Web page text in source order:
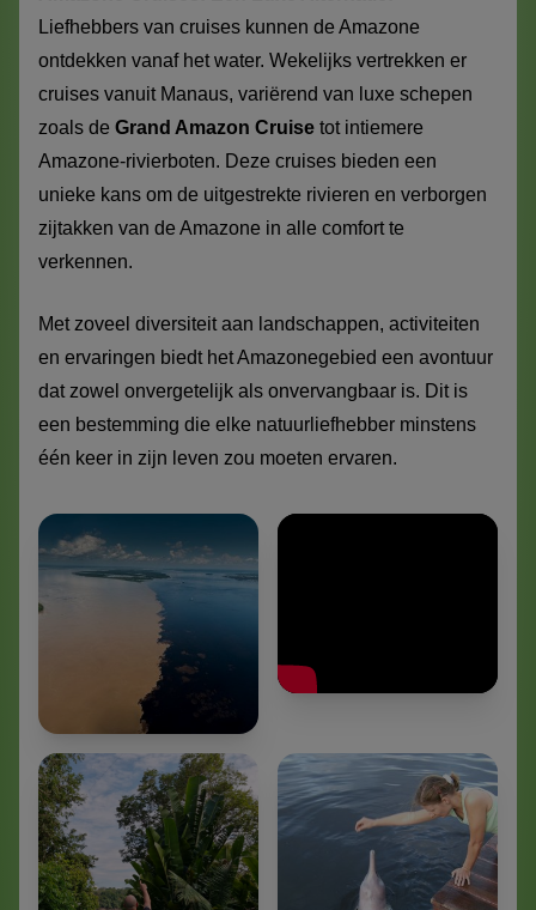
Liefhebbers van cruises kunnen de Amazone
ontdekken vanaf het water. Wekelijks vertrekken er
cruises vanuit Manaus, variërend van luxe schepen
zoals de Grand Amazon Cruise tot intiemere
Amazone-rivierboten. Deze cruises bieden een
unieke kans om de uitgestrekte rivieren en verborgen
zijtakken van de Amazone in alle comfort te
verkennen.
Met zoveel diversiteit aan landschappen, activiteiten
en ervaringen biedt het Amazonegebied een avontuur
dat zowel onvergetelijk als onvervangbaar is. Dit is
een bestemming die elke natuurliefhebber minstens
één keer in zijn leven zou moeten ervaren.